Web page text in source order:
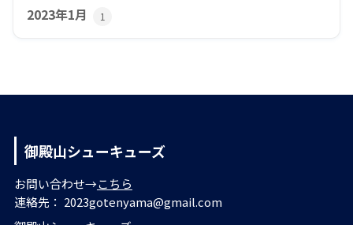
2023年1月 1
御殿山シューキューズ
お問い合わせ→こちら
連絡先： 2023gotenyama@gmail.com